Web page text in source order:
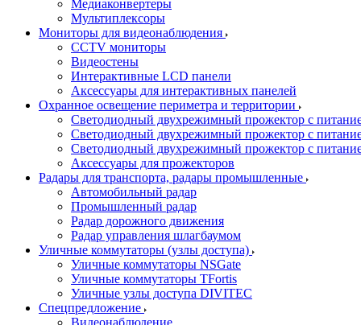
Медиаконвертеры
Мультиплексоры
Мониторы для видеонаблюдения
CCTV мониторы
Видеостены
Интерактивные LCD панели
Аксессуары для интерактивных панелей
Охранное освещение периметра и территории
Светодиодный двухрежимный прожектор с
Светодиодный двухрежимный прожектор с
Светодиодный двухрежимный прожектор с
Аксессуары для прожекторов
Радары для транспорта, радары промышленные
Автомобильный радар
Промышленный радар
Радар дорожного движения
Радар управления шлагбаумом
Уличные коммутаторы (узлы доступа)
Уличные коммутаторы NSGate
Уличные коммутаторы TFortis
Уличные узлы доступа DIVITEC
Спецпредложение
Видеонаблюдение